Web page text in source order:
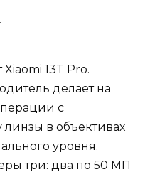
13T Pro.
делает на
с
в объективах
уровня.
три: два по 50 МП